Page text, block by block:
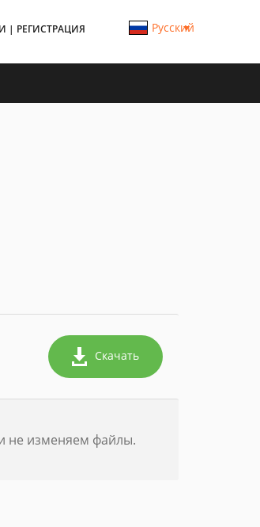
| РЕГИСТРАЦИЯ Русский
Скачать
не изменяем файлы.